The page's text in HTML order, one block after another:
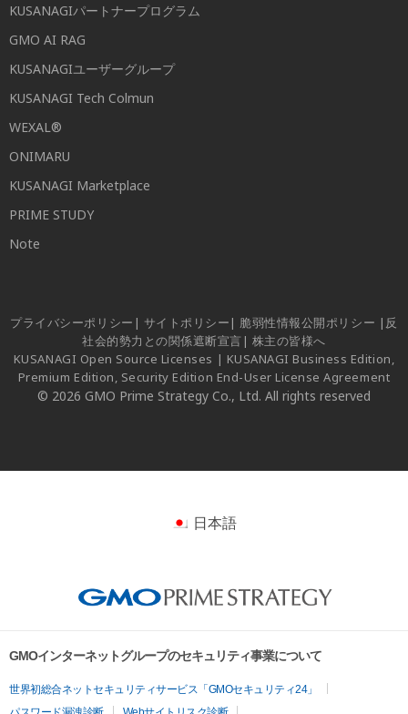
KUSANAGIパートナープログラム
GMO AI RAG
KUSANAGIユーザーグループ
KUSANAGI Tech Colmun
WEXAL®
ONIMARU
KUSANAGI Marketplace
PRIME STUDY
Note
プライバシーポリシー | サイトポリシー | 脆弱性情報公開ポリシー | 反
社会的勢力との関係遮断宣言 | 株主の皆様へ
KUSANAGI Open Source Licenses | KUSANAGI Business Edition,
Premium Edition, Security Edition End-User License Agreement
© 2026 GMO Prime Strategy Co., Ltd. All rights reserved
日本語
GMOインターネットグループのセキュリティ事業について
世界初総合ネットセキュリティサービス「GMOセキュリティ24」